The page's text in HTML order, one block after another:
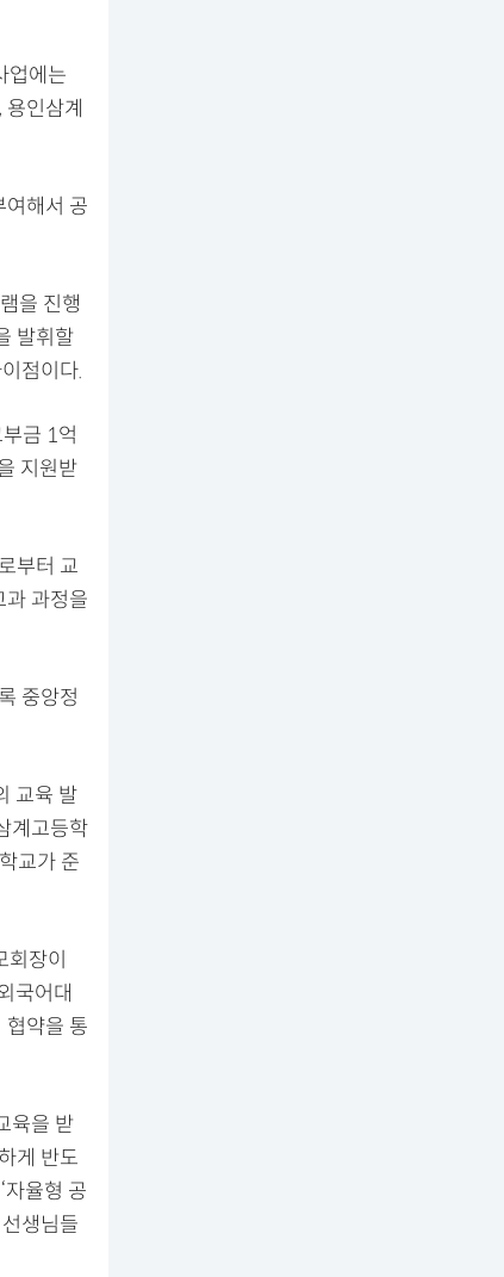
업에는
인삼계
해서 공
을 진행
발휘할
점이다.
금 1억
지원받
부터 교
과 과정을
중앙정
교육 발
계고등학
교가 준
회장이
국어대
협약을 통
육을 받
게 반도
율형 공
생님들